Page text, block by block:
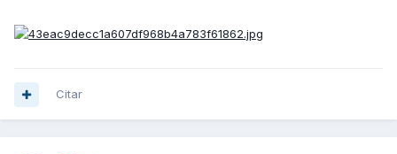
Citar